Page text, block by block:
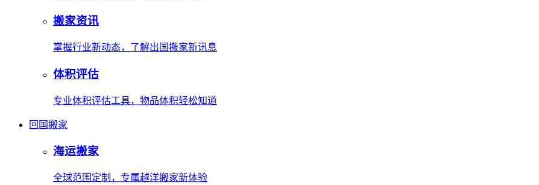
搬家资讯
掌握行业新动态，了解出国搬家新讯息
体积评估
专业体积评估工具，物品体积轻松知道
回国搬家
海运搬家
全球范围定制，专属越洋搬家新体验